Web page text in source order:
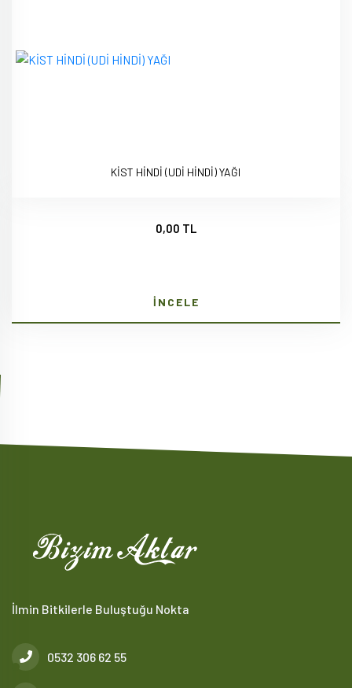
KİST HİNDİ (UDİ HİNDİ) YAĞI
0,00 TL
İNCELE
İlmin Bitkilerle Buluştuğu Nokta
0532 306 62 55